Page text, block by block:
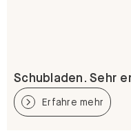
Schubladen. Sehr
Erfahre mehr